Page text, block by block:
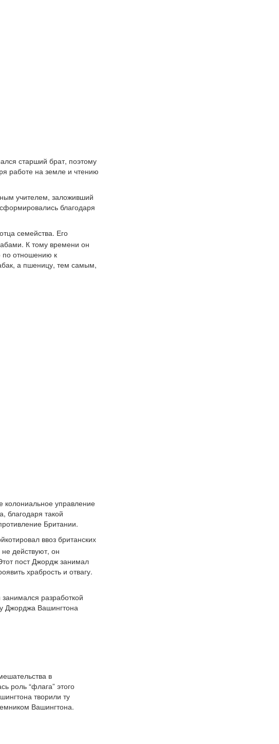
старший брат, поэтому
работе на земле и чтению
учителем, заложивший
благодаря
семейства. Его
К тому времени он
по отношению к
а пшеницу, тем самым,
колониальное управление
благодаря такой
Британии.
ввоз британских
действуют, он
пост Джордж занимал
храбрость и отвагу.
разработкой
Джорджа Вашингтона
в
роль “флага” этого
творили ту
Вашингтона.